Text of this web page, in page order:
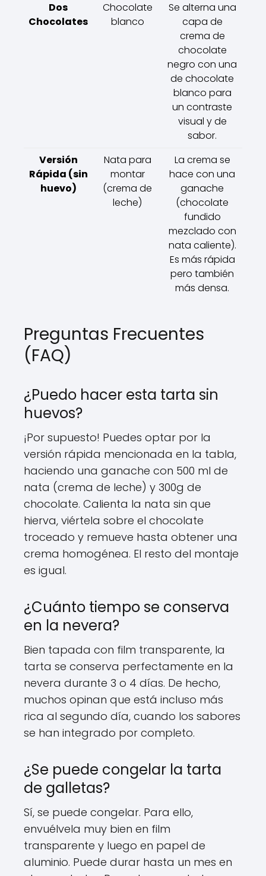
Dos
Chocolates
Chocolate
blanco
Se alterna una
capa de
crema de
chocolate
negro con una
de chocolate
blanco para
un contraste
visual y de
sabor.
Versión
Rápida (sin
huevo)
Nata para
montar
(crema de
leche)
La crema se
hace con una
ganache
(chocolate
fundido
mezclado con
nata caliente).
Es más rápida
pero también
más densa.
Preguntas Frecuentes
(FAQ)
¿Puedo hacer esta tarta sin
huevos?
¡Por supuesto! Puedes optar por la
versión rápida mencionada en la tabla,
haciendo una ganache con 500 ml de
nata (crema de leche) y 300g de
chocolate. Calienta la nata sin que
hierva, viértela sobre el chocolate
troceado y remueve hasta obtener una
crema homogénea. El resto del montaje
es igual.
¿Cuánto tiempo se conserva
en la nevera?
Bien tapada con film transparente, la
tarta se conserva perfectamente en la
nevera durante 3 o 4 días. De hecho,
muchos opinan que está incluso más
rica al segundo día, cuando los sabores
se han integrado por completo.
¿Se puede congelar la tarta
de galletas?
Sí, se puede congelar. Para ello,
envuélvela muy bien en film
transparente y luego en papel de
aluminio. Puede durar hasta un mes en